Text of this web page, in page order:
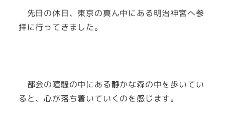
先日の休日、東京の真ん中にある明治神宮へ参
拝に行ってきました。
都会の喧騒の中にある静かな森の中を歩いてい
ると、心が落ち着いていくのを感じます。